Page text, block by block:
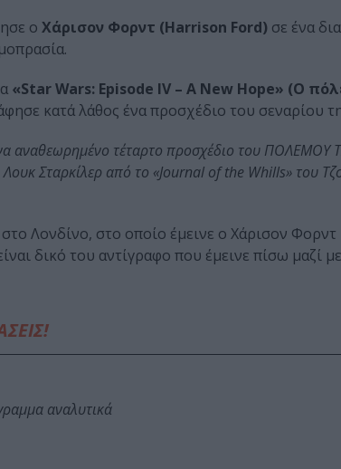
ο Χάρισον Φορντ (Harrison Ford) σε ένα
«Star Wars: Episode IV – A New Hope» (Ο
κατά λάθος ένα προσχέδιο του σεναρίου
αναθεωρημένο τέταρτο προσχέδιο του
Σταρκίλερ από το «Journal of the Whills» του
Λονδίνο, στο οποίο έμεινε ο Χάρισον Φορντ
δικό του αντίγραφο που έμεινε πίσω μαζί
αναλυτικά